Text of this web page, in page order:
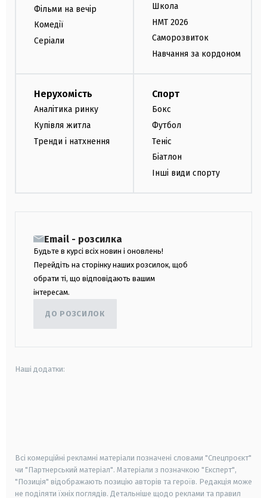
Фільми на вечір
Комедії
Серіали
Школа
НМТ 2026
Саморозвиток
Навчання за кордоном
Нерухомість
Аналітика ринку
Купівля житла
Тренди і натхнення
Спорт
Бокс
Футбол
Теніс
Біатлон
Інші види спорту
Email - розсилка
Будьте в курсі всіх новин і оновлень!
Перейдіть на сторінку наших розсилок, щоб
обрати ті, що відповідають вашим
інтересам.
ДО РОЗСИЛОК
Наші додатки:
Всі комерційні рекламні матеріали позначені словами "Спецпроєкт"
чи "Партнерський матеріал". Матеріали з позначкою "Експерт",
"Позиція" відображають позицію авторів та героїв. Редакція може
не поділяти їхніх поглядів. Детальніше щодо реклами та правил